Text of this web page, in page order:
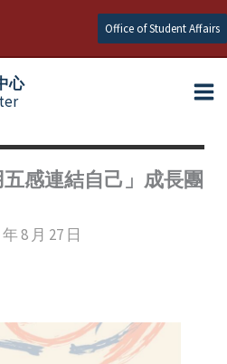
Office of Student Affairs
心
五感連結自己」成長團
年 8 月 27 日